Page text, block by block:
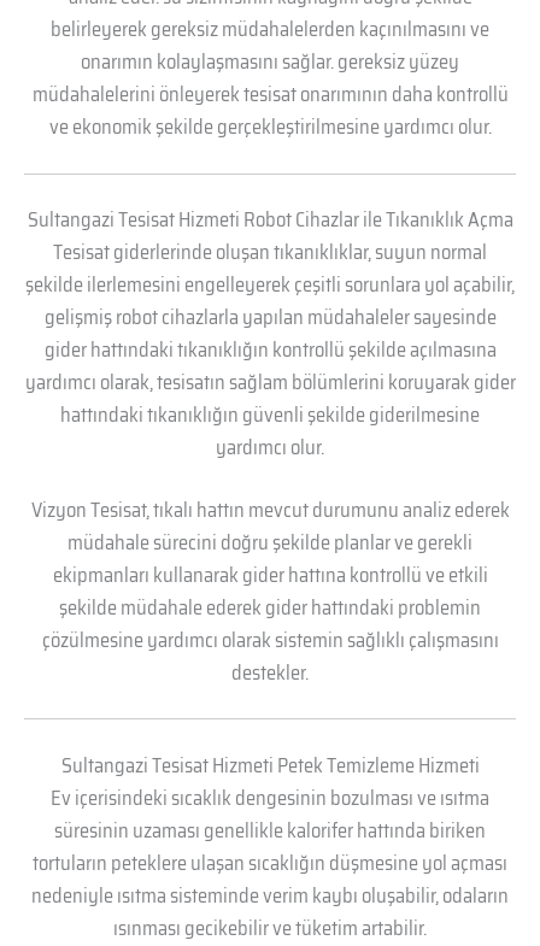
belirleyerek gereksiz müdahalelerden kaçınılmasını ve
onarımın kolaylaşmasını sağlar. gereksiz yüzey
müdahalelerini önleyerek tesisat onarımının daha kontrollü
ve ekonomik şekilde gerçekleştirilmesine yardımcı olur.
Sultangazi Tesisat Hizmeti Robot Cihazlar ile Tıkanıklık Açma
Tesisat giderlerinde oluşan tıkanıklıklar, suyun normal
şekilde ilerlemesini engelleyerek çeşitli sorunlara yol açabilir,
gelişmiş robot cihazlarla yapılan müdahaleler sayesinde
gider hattındaki tıkanıklığın kontrollü şekilde açılmasına
yardımcı olarak, tesisatın sağlam bölümlerini koruyarak gider
hattındaki tıkanıklığın güvenli şekilde giderilmesine
yardımcı olur.
Vizyon Tesisat, tıkalı hattın mevcut durumunu analiz ederek
müdahale sürecini doğru şekilde planlar ve gerekli
ekipmanları kullanarak gider hattına kontrollü ve etkili
şekilde müdahale ederek gider hattındaki problemin
çözülmesine yardımcı olarak sistemin sağlıklı çalışmasını
destekler.
Sultangazi Tesisat Hizmeti Petek Temizleme Hizmeti
Ev içerisindeki sıcaklık dengesinin bozulması ve ısıtma
süresinin uzaması genellikle kalorifer hattında biriken
tortuların peteklere ulaşan sıcaklığın düşmesine yol açması
nedeniyle ısıtma sisteminde verim kaybı oluşabilir, odaların
ısınması gecikebilir ve tüketim artabilir.